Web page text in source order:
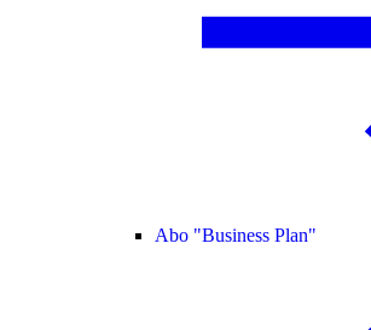
Abo "Business Plan"